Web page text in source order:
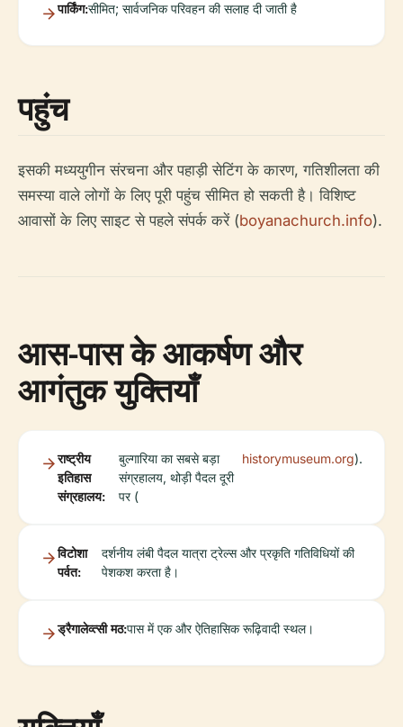
पार्किंग:सीमित; सार्वजनिक परिवहन की सलाह दी जाती है
पहुंच
इसकी मध्ययुगीन संरचना और पहाड़ी सेटिंग के कारण, गतिशीलता की
समस्या वाले लोगों के लिए पूरी पहुंच सीमित हो सकती है। विशिष्ट
आवासों के लिए साइट से पहले संपर्क करें (boyanachurch.info).
आस-पास के आकर्षण और
आगंतुक युक्तियाँ
राष्ट्रीय
इतिहास
संग्रहालय:
बुल्गारिया का सबसे बड़ा
संग्रहालय, थोड़ी पैदल दूरी
पर (
historymuseum.org).
विटोशा
पर्वत:
दर्शनीय लंबी पैदल यात्रा ट्रेल्स और प्रकृति गतिविधियों की
पेशकश करता है।
ड्रैगालेव्त्सी मठ:पास में एक और ऐतिहासिक रूढ़िवादी स्थल।